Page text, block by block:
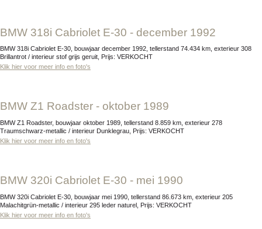
BMW 318i Cabriolet E-30 - december 1992
BMW 318i Cabriolet E-30, bouwjaar december 1992, tellerstand 74.434 km, exterieur 308
Brillantrot / interieur stof grijs geruit, Prijs: VERKOCHT
Klik hier voor meer info en foto's
BMW Z1 Roadster - oktober 1989
BMW Z1 Roadster, bouwjaar oktober 1989, tellerstand 8.859 km, exterieur 278
Traumschwarz-metallic / interieur Dunklegrau, Prijs: VERKOCHT
Klik hier voor meer info en foto's
BMW 320i Cabriolet E-30 - mei 1990
BMW 320i Cabriolet E-30, bouwjaar mei 1990, tellerstand 86.673 km, exterieur 205
Malachitgrün-metallic / interieur 295 leder naturel, Prijs: VERKOCHT
Klik hier voor meer info en foto's